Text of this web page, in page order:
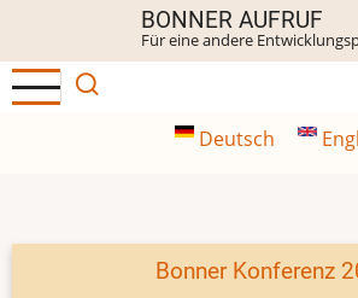
Inhalt
BONNER AUFRUF
Für eine andere
Deutsch
Bonner Konferenz